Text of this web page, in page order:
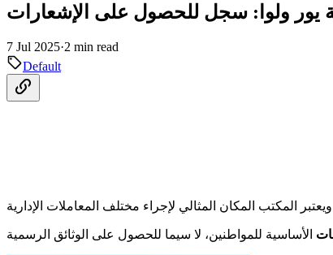
ولوا: سجل للحصول على الإشعارات
7 Jul 2025·2 min read
Default